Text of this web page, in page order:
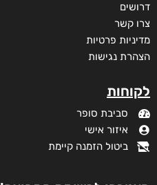
דרושים
צרו קשר
מדיניות פרטיות
הצהרת נגישות
לקוחות
סביבת סופר
איזור אישי
ביטול הזמנה קיימת